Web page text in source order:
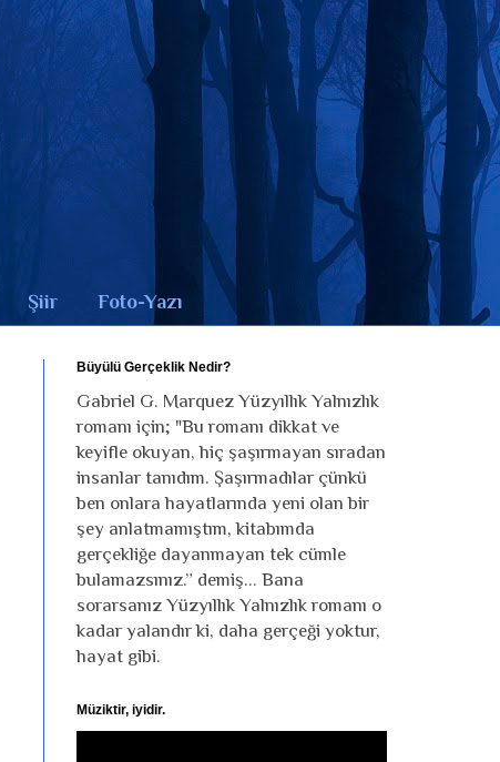
Şiir Foto-Yazı
Büyülü Gerçeklik Nedir?
Gabriel G. Marquez Yüzyıllık Yalnızlık
romanı için; "Bu romanı dikkat ve
keyifle okuyan, hiç şaşırmayan sıradan
insanlar tanıdım. Şaşırmadılar çünkü
ben onlara hayatlarında yeni olan bir
şey anlatmamıştım, kitabımda
gerçekliğe dayanmayan tek cümle
bulamazsınız.” demiş... Bana
sorarsanız Yüzyıllık Yalnızlık romanı o
kadar yalandır ki, daha gerçeği yoktur,
hayat gibi.
Müziktir, iyidir.